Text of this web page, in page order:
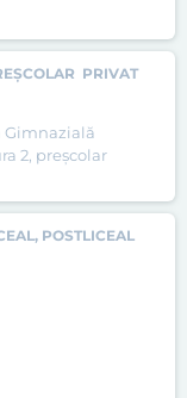
PRIVAT
Gimnazială
2, preșcolar
POSTLICEAL